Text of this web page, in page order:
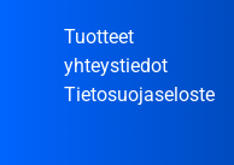
Tuotteet
yhteystiedot
Tietosuojaseloste